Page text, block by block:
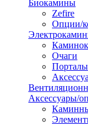
Биокамины
Zefire
Опции/
Очаги
Порталы
Аксессуары/